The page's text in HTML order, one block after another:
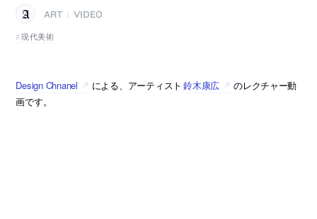
ART
VIDEO
現代美術
Design Chnanel による、アーティスト 鈴木康広
のレクチャー動
画です。